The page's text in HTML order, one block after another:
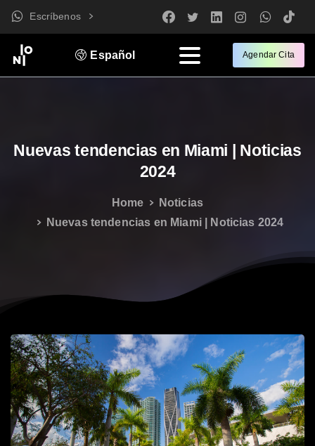
Escríbenos
Español Agendar Cita
Nuevas tendencias en Miami
Noticias
2024
Home
Noticias
Nuevas tendencias en Miami | Noticias 2024